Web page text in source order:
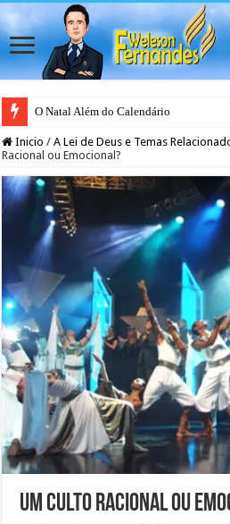
O Natal Além do Calendário
Inicio / A Lei de Deus e Temas
Racional ou Emocional?
Um Culto Racional ou